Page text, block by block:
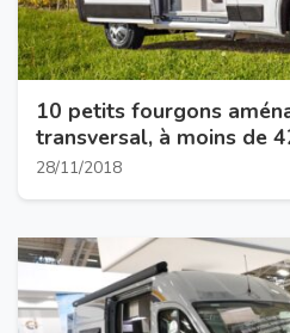
10 petits fourgons
transversal, à moins de
28/11/2018